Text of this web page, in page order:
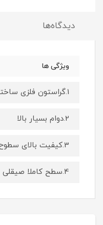
دیدگاه‌ها
ویژگی ها
1.گراستون فلزی ساخته شده از استیل ضد زنگ
2.دوام بسیار بالا
3.کیفیت بالای سطوح محصول
4.سطح کاملا صیقلی